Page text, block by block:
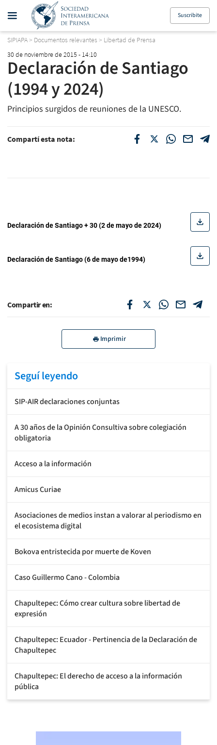
Suscribite
SIPIAPA> Documentos relevantes > Libertad de Prensa
30 de noviembre de 2015 - 14:10
Declaración de Santiago
(1994 y 2024)
Principios surgidos de reuniones de la UNESCO.
Compartí esta nota:
Declaración de Santiago + 30 (2 de mayo de 2024)
Declaración de Santiago (6 de mayo de1994)
Compartir en:
Imprimir
Seguí leyendo
SIP-AIR declaraciones conjuntas
A 30 años de la Opinión Consultiva sobre colegiación
obligatoria
Acceso a la información
Amicus Curiae
Asociaciones de medios instan a valorar al periodismo en
el ecosistema digital
Bokova entristecida por muerte de Koven
Caso Guillermo Cano - Colombia
Chapultepec: Cómo crear cultura sobre libertad de
expresión
Chapultepec: Ecuador - Pertinencia de la Declaración de
Chapultepec
Chapultepec: El derecho de acceso a la información
pública